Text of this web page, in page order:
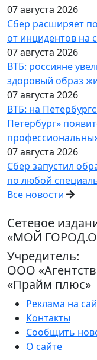
07 августа 2026
Сбер расширяет
от инцидентов на
07 августа 2026
ВТБ: россияне
здоровый образ
07 августа 2026
ВТБ: на
Петербург»
07 августа 2026
Сбер запустил
по любой
Все новости
Сетевое
«МОЙ
Учредитель:
ООО
«Прайм плюс»
Реклама на
Контакты
Сообщить
О сайте